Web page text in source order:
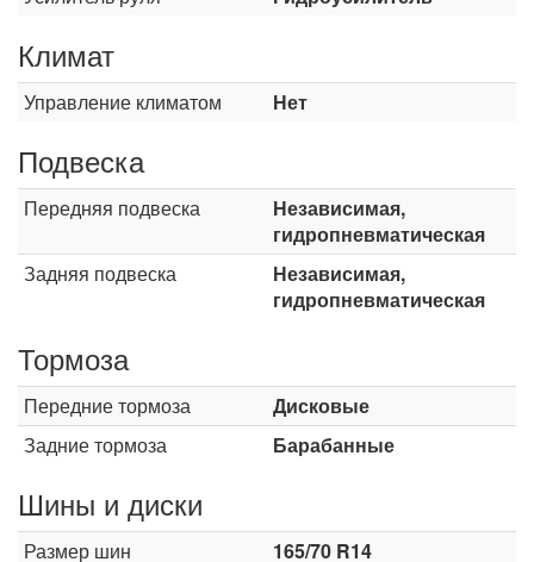
Климат
Управление климатом Нет
Подвеска
Передняя подвеска
Независимая,
гидропневматическая
Задняя подвеска
Независимая,
гидропневматическая
Тормоза
Передние тормоза
Дисковые
Задние тормоза
Барабанные
Шины и диски
Размер шин 165/70 R14